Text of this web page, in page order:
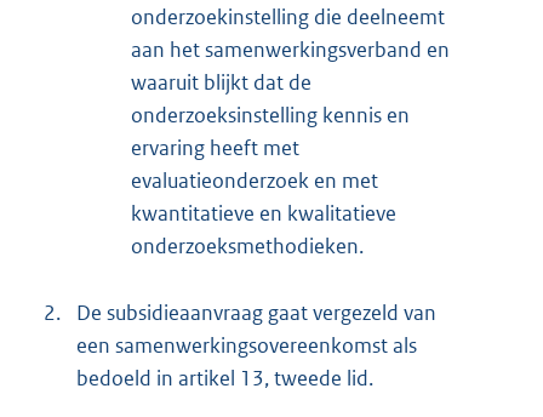
onderzoekinstelling die deelneemt
aan het samenwerkingsverband en
waaruit blijkt dat de
onderzoeksinstelling kennis en
ervaring heeft met
evaluatieonderzoek en met
kwantitatieve en kwalitatieve
onderzoeksmethodieken.
2.
De subsidieaanvraag gaat vergezeld van
een samenwerkingsovereenkomst als
bedoeld in artikel 13, tweede lid.